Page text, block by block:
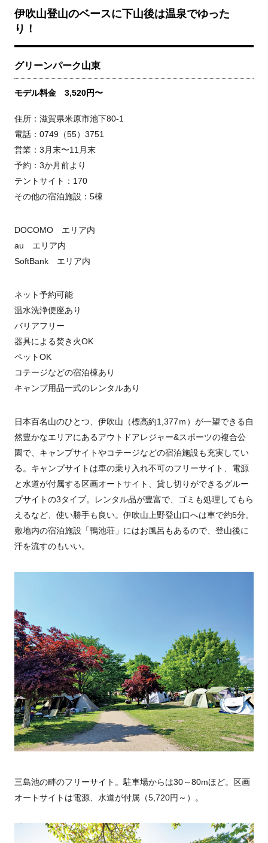
伊吹山登山のベースに下山後は温泉でゆった
り！
グリーンパーク山東
モデル料金 3,520円〜
住所：滋賀県米原市池下80-1
電話：0749（55）3751
営業：3月末〜11月末
予約：3か月前より
テントサイト：170
その他の宿泊施設：5棟
DOCOMO エリア内
au エリア内
SoftBank エリア内
ネット予約可能
温水洗浄便座あり
バリアフリー
器具による焚き火OK
ペットOK
コテージなどの宿泊棟あり
キャンプ用品一式のレンタルあり
日本百名山のひとつ、伊吹山（標高約1,377ｍ）が一望できる自
然豊かなエリアにあるアウトドアレジャー&スポーツの複合公
園で、キャンプサイトやコテージなどの宿泊施設も充実してい
る。キャンプサイトは車の乗り入れ不可のフリーサイト、電源
と水道が付属する区画オートサイト、貸し切りができるグルー
プサイトの3タイプ。レンタル品が豊富で、ゴミも処理してもら
えるなど、使い勝手も良い。伊吹山上野登山口へは車で約5分。
敷地内の宿泊施設「鴨池荘」にはお風呂もあるので、登山後に
汗を流すのもいい。
三島池の畔のフリーサイト。駐車場からは30～80mほど。区画
オートサイトは電源、水道が付属（5,720円～）。